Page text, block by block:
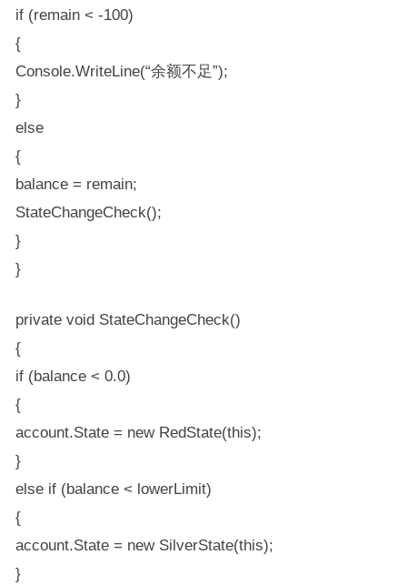
if (remain < -100)
{
Console.WriteLine(“余额不足”);
}
else
{
balance = remain;
StateChangeCheck();
}
}
private void StateChangeCheck()
{
if (balance < 0.0)
{
account.State = new RedState(this);
}
else if (balance < lowerLimit)
{
account.State = new SilverState(this);
}